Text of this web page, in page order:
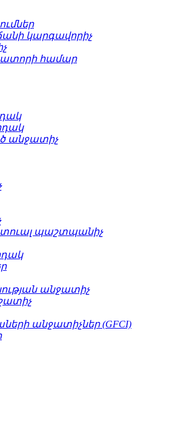
կարգավորիչ
համար
անջատիչ
պաշտպանիչ
անջատիչ
անջատիչներ (GFCI)